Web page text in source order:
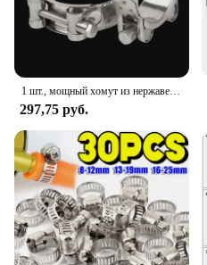
1 шт., мощный хомут из нержавеющей стали 304, выхлопные трубы для воздуха и воды, прочное уплотнение, мощная прочность, ремонт, сварочные инструменты
297,75 руб.